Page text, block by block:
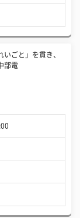
いごと」を貫き、
部電